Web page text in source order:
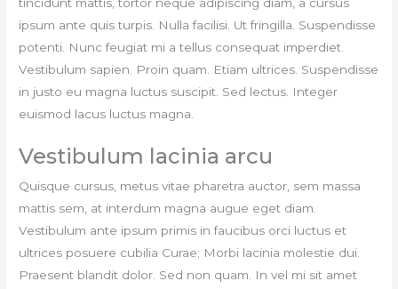
ipsum ante quis turpis. Nulla facilisi. Ut fringilla. Suspendisse
potenti. Nunc feugiat mi a tellus consequat imperdiet.
Vestibulum sapien. Proin quam. Etiam ultrices. Suspendisse
in justo eu magna luctus suscipit. Sed lectus. Integer
euismod lacus luctus magna.
Vestibulum lacinia arcu
Quisque cursus, metus vitae pharetra auctor, sem massa
mattis sem, at interdum magna augue eget diam.
Vestibulum ante ipsum primis in faucibus orci luctus et
ultrices posuere cubilia Curae; Morbi lacinia molestie dui.
Praesent blandit dolor. Sed non quam. In vel mi sit amet